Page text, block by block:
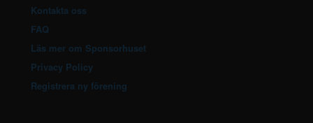
Kontakta oss
FAQ
Läs mer om Sponsorhuset
Privacy Policy
Registrera ny förening